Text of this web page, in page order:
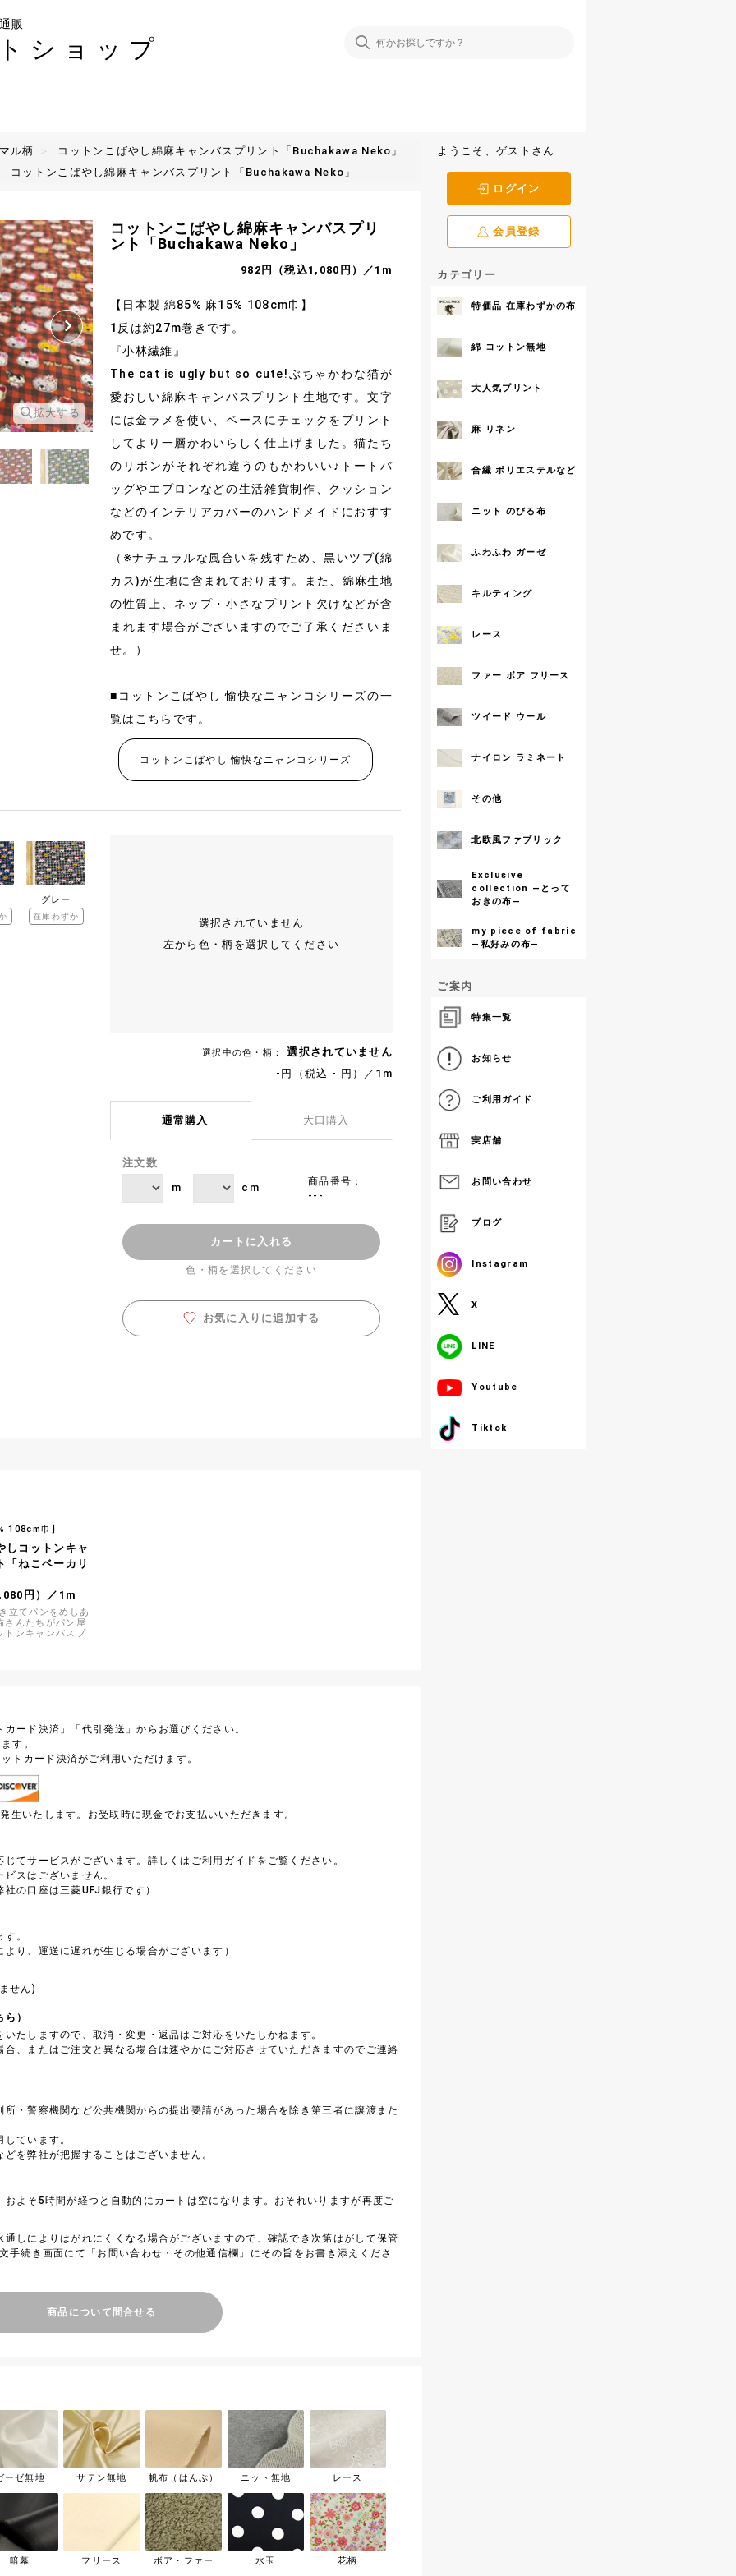
販
ショップ
ル柄
コットンこばやし綿麻キャンバスプリント「Buchakawa Neko」
コットンこばやし綿麻キャンバスプリント「Buchakawa Neko」
拡大する 拡大する
コットンこばやし綿麻キャンバスプリ
ント「Buchakawa Neko」
982円（税込1,080円）／1m
【日本製 綿85% 麻15% 108cm巾】
1反は約27m巻きです。
『小林繊維』
The cat is ugly but so cute!ぶちゃかわな猫が
愛おしい綿麻キャンバスプリント生地です。文字
には金ラメを使い、ベースにチェックをプリント
してより一層かわいらしく仕上げました。猫たち
のリボンがそれぞれ違うのもかわいい♪トートバ
ッグやエプロンなどの生活雑貨制作、クッション
などのインテリアカバーのハンドメイドにおすす
めです。
（※ナチュラルな風合いを残すため、黒いツブ(綿
カス)が生地に含まれております。また、綿麻生地
の性質上、ネップ・小さなプリント欠けなどが含
まれます場合がございますのでご了承くださいま
せ。）
■コットンこばやし 愉快なニャンコシリーズの一
覧はこちらです。
コットンこばやし 愉快なニャンコシリーズ
グレー
在庫わずか
選択されていません
左から色・柄を選択してください
選択中の色・柄：
選択されていません
-円（税込 - 円）／1m
通常購入 大口購入
注文数
m cm
商品番号：
---
カートに入れる
色・柄を選択してください
お気に入りに追加する
108cm巾】
しコットンキャ
「ねこベーカリ
円）／1m
立てパンをめしあ
さんたちがパン屋
トンキャンバスプ
ード決済」「代引発送」からお選びください。
す。
トカード決済がご利用いただけます。
生いたします。お受取時に現金でお支払いいただきます。
てサービスがございます。詳しくはご利用ガイドをご覧ください。
スはございません。
の口座は三菱UFJ銀行です）
。
り、運送に遅れが生じる場合がございます）
せん)
ら ）
たしますので、取消・変更・返品はご対応をいたしかねます。
、またはご注文と異なる場合は速やかにご対応させていただきますのでご連絡
・警察機関など公共機関からの提出要請があった場合を除き第三者に譲渡また
ています。
を弊社が把握することはございません。
よそ5時間が経つと自動的にカートは空になります。おそれいりますが再度ご
しによりはがれにくくなる場合がございますので、確認でき次第はがして保管
手続き画面にて「お問い合わせ・その他通信欄」にその旨をお書き添えくださ
商品について問合せる
ようこそ、ゲストさん
ログイン
会員登録
カテゴリー
特価品 在庫わずかの布
綿 コットン無地
大人気プリント
麻 リネン
合繊 ポリエステルなど
ニット のびる布
ふわふわ ガーゼ
キルティング
レース
ファー ボア フリース
ツイード ウール
ナイロン ラミネート
その他
北欧風ファブリック
Exclusive
collection ―とって
おきの布―
my piece of fabric
―私好みの布―
ご案内
特集一覧
お知らせ
ご利用ガイド
実店舗
お問い合わせ
ブログ
Instagram
X
LINE
Youtube
Tiktok
ーゼ無地 サテン無地 帆布（はんぷ） ニット無地 レース
暗幕 フリース ボア・ファー 水玉 花柄